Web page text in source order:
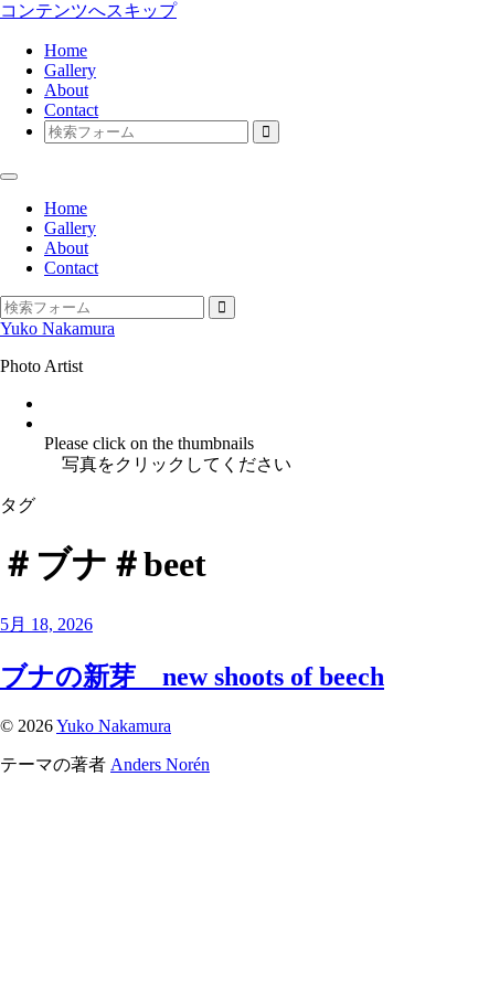
コンテンツへスキップ
Home
Gallery
About
Contact
検
Home
Gallery
About
Contact
検
Yuko Nakamura
Photo Artist
タグ
＃ブナ＃beet
5月 18, 2026
ブナの新芽 new shoots of beech
© 2026Yuko Nakamura
テーマの著者 Anders Norén